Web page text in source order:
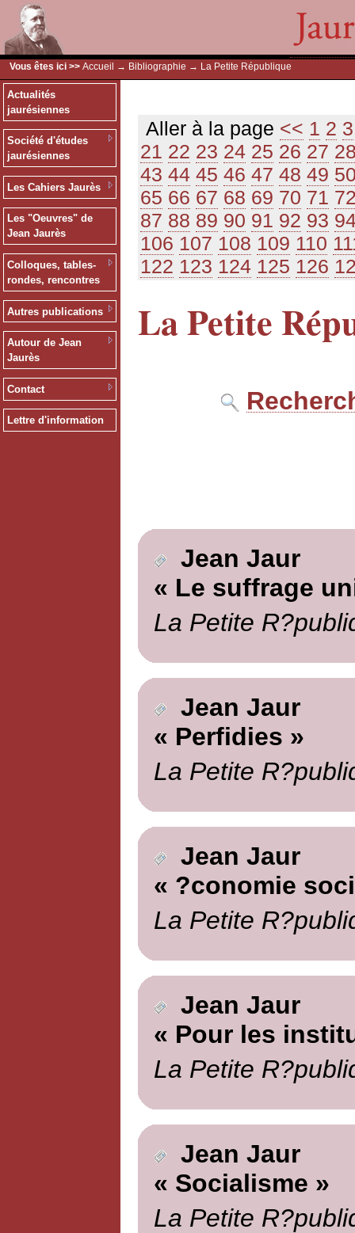
Vous êtes ici >> Accueil → Bibliographie → La Petite République
Actualités
jaurésiennes
Société d'études
jaurésiennes
Les Cahiers Jaurès
Les "Oeuvres" de
Jean Jaurès
Colloques, tables-
rondes, rencontres
Autres publications
Autour de Jean
Jaurès
Contact
Lettre d'information
Aller à la page << 1 2 3
21 22 23 24 25 26 27
43 44 45 46 47 48 49
65 66 67 68 69 70 71
87 88 89 90 91 92 93
106 107 108 109 110
122 123 124 125 126
La Petite
Jean Jaur
« Le suffrage
La Petite
Jean Jaur
« Perfidies »
La Petite
Jean Jaur
« ?conomie
La Petite
Jean Jaur
« Pour les
La Petite
Jean Jaur
« Socialisme »
La Petite